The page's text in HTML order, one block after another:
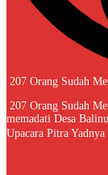
207 Orang Sudah
207 Orang Sudah
memadati Desa
Upacara Pitra Yadnya